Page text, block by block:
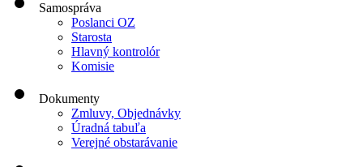
Samospráva
Poslanci OZ
Starosta
Hlavný kontrolór
Komisie
Dokumenty
Zmluvy, Objednávky
Úradná tabuľa
Verejné obstarávanie